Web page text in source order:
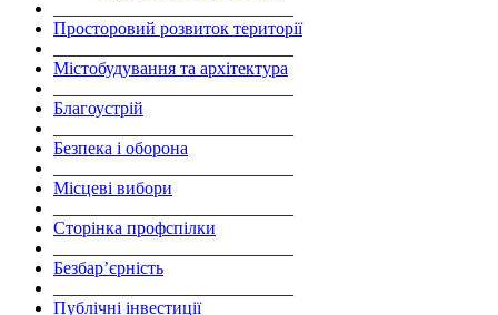
Просторовий розвиток території
Містобудування та архітектура
Благоустрій
Безпека і оборона
Місцеві вибори
Сторінка профспілки
Безбар’єрність
Публічні інвестиції